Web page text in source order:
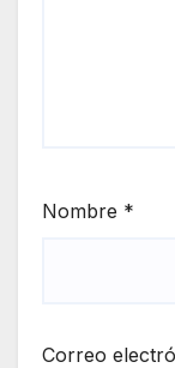
Nombre *
Correo